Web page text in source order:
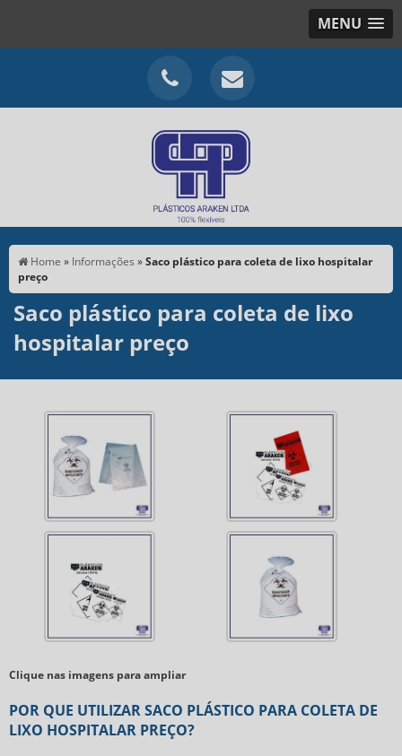
MENU
Home » Informações »Saco plástico para coleta de lixo hospitalar
preço
Saco plástico para coleta de lixo
hospitalar preço
Clique nas imagens para ampliar
POR QUE UTILIZAR SACO PLÁSTICO PARA COLETA DE
LIXO HOSPITALAR PREÇO?